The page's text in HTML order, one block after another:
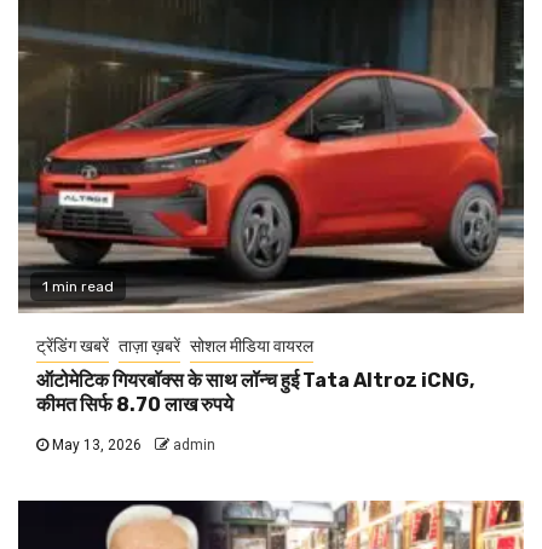
1 min read
ट्रेंडिंग खबरें ताज़ा ख़बरें सोशल मीडिया वायरल
ऑटोमेटिक गियरबॉक्स के साथ लॉन्च हुई Tata Altroz iCNG,
कीमत सिर्फ 8.70 लाख रुपये
May 13, 2026 admin